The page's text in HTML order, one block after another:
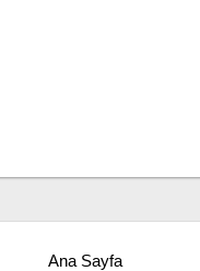
Ana Sayfa